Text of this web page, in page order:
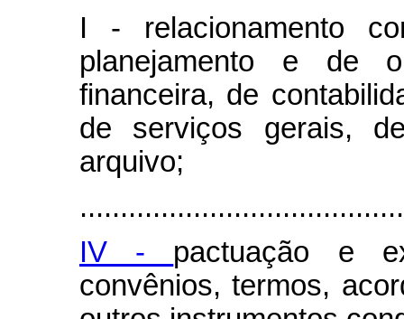
I - relacionamento
planejamento e de
financeira, de
de serviços gerais,
arquivo;
IV - pactuação e
convênios, termos,